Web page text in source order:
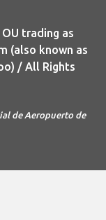
trading as
(also known as
/ All Rights
de Aeropuerto de